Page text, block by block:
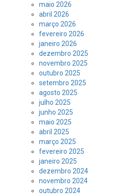
maio 2026
abril 2026
março 2026
fevereiro 2026
janeiro 2026
dezembro 2025
novembro 2025
outubro 2025
setembro 2025
agosto 2025
julho 2025
junho 2025
maio 2025
abril 2025
março 2025
fevereiro 2025
janeiro 2025
dezembro 2024
novembro 2024
outubro 2024